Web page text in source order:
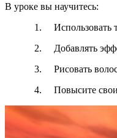
В уроке вы научитесь:
1. Использовать
2. Добавлять
3. Рисовать
4. Повысите свои